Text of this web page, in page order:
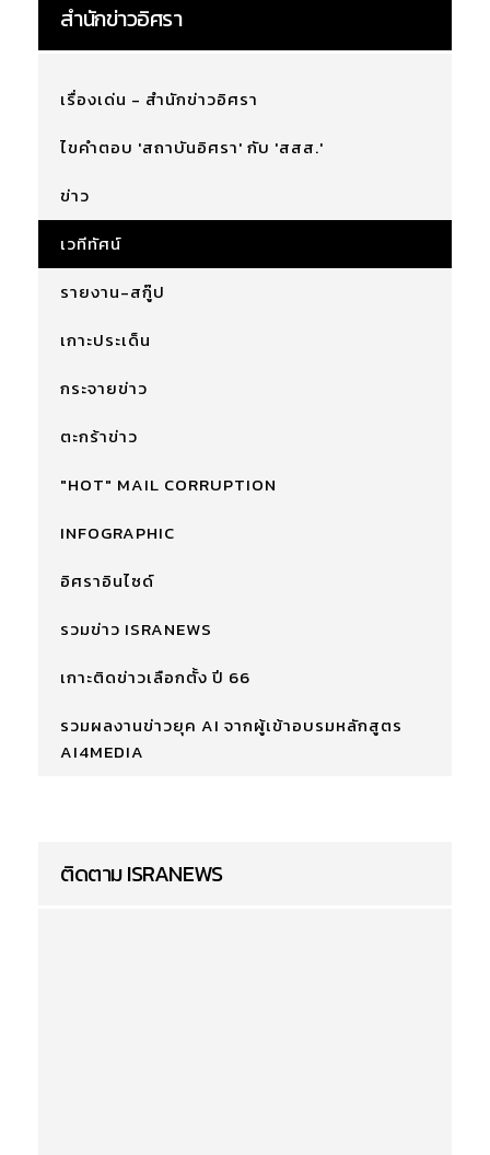
สำนักข่าวอิศรา
เรื่องเด่น - สำนักข่าวอิศรา
ไขคำตอบ 'สถาบันอิศรา' กับ 'สสส.'
ข่าว
เวทีทัศน์
รายงาน-สกู๊ป
เกาะประเด็น
กระจายข่าว
ตะกร้าข่าว
"HOT" MAIL CORRUPTION
INFOGRAPHIC
อิศราอินไซด์
รวมข่าว ISRANEWS
เกาะติดข่าวเลือกตั้ง ปี 66
รวมผลงานข่าวยุค AI จากผู้เข้าอบรมหลักสูตร
AI4MEDIA
ติดตาม ISRANEWS